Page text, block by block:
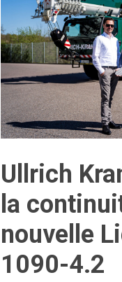
Ullrich
la
nouvelle
1090-4.2